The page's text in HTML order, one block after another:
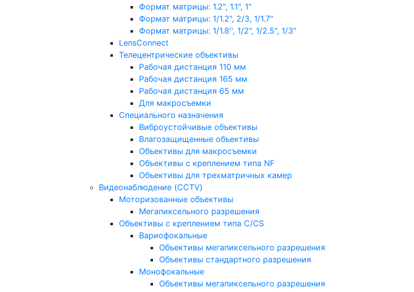
Формат матрицы: 1.2", 1.1", 1"
Формат матрицы: 1/1.2", 2/3, 1/1.7"
Формат матрицы: 1/1.8'', 1/2", 1/2.5", 1/3"
LensConnect
Телецентрические объективы
Рабочая дистанция 110 мм
Рабочая дистанция 165 мм
Рабочая дистанция 65 мм
Для макросъемки
Специального назначения
Виброустойчивые объективы
Влагозащищенные объективы
Объективы для макросъемки
Объективы с креплением типа NF
Объективы для трехматричных камер
Видеонаблюдение (CCTV)
Моторизованные объективы
Мегапиксельного разрешения
Объективы с креплением типа C/CS
Вариофокальные
Объективы мегапиксельного разрешения
Объективы стандартного разрешения
Монофокальные
Объективы мегапиксельного разрешения